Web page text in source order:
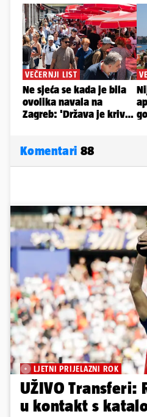
Komentari 88
LJETNI PRIJELAZNI ROK
UŽIVO Transferi:
u kontakt s